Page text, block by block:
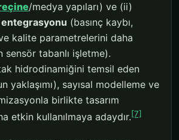
/medya yapıları) ve (ii)
(basınç kaybı,
ve kalite parametrelerini daha
sensör tabanlı işletme).
hidrodinamiğini temsil eden
yaklaşımı), sayısal modelleme ve
birlikte tasarım
etkin kullanılmaya adaydır.[7]